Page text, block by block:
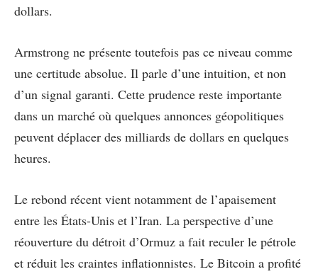
dollars.
Armstrong ne présente toutefois pas ce niveau comme
une certitude absolue. Il parle d’une intuition, et non
d’un signal garanti. Cette prudence reste importante
dans un marché où quelques annonces géopolitiques
peuvent déplacer des milliards de dollars en quelques
heures.
Le rebond récent vient notamment de l’apaisement
entre les États-Unis et l’Iran. La perspective d’une
réouverture du détroit d’Ormuz a fait reculer le pétrole
et réduit les craintes inflationnistes. Le Bitcoin a profité